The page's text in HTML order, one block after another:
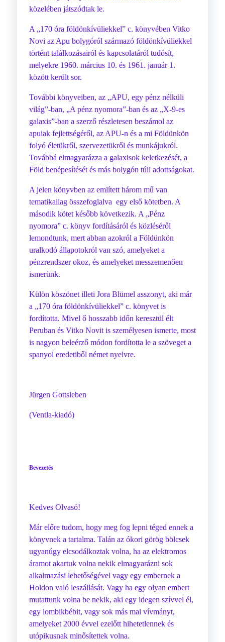
közelében játszódtak le.
A „170 óra földönkívüliekkel” c. könyvében Vitko
Novi az Apu bolygóról származó földönkívüliekkel
történt találkozásairól és kapcsolatáról tudósít,
melyekre 1960. március 10. és 1961. január 1.
között került sor.
További könyveiben, az „APU, egy pénz nélküli
világ”-ban, „A pénz nyomora”-ban és az „X-9-es
galaxis”-ban a szerző részletesen beszámol az
apuiak fejlettségéről, az APU-n és a mi Földünkön
folyó életükről, szervezetükről és munkájukról.
Továbbá elmagyarázza a galaxisok keletkezését, a
Föld benépesítését és más bolygón túli adottságokat.
A jelen könyvben az említett három mű van
tematikailag összefoglalva egy első kötetben. A
második kötet később következik. A „Pénz
nyomora” c. könyv fordításáról és közléséről
lemondtunk, mert abban azokról a Földünkön
uralkodó állapotokról van szó, amelyeket a
pénzrendszer okoz, és amelyeket messzemenően
ismerünk.
Külön köszönet illeti Jora Blümel asszonyt, aki már
a „170 óra földönkívüliekkel” c. könyvet is
fordította. Mivel ő hosszabb időn keresztül élt
Peruban és Vitko Novit is személyesen ismerte, most
is nagyon beleérző módon fordította le a szöveget a
spanyol eredetiből német nyelvre.
Jürgen Gottsleben
(Ventla-kiadó)
Bevezetés
Kedves Olvasó!
Már előre tudom, hogy meg fog lepni téged ennek a
könyvnek a tartalma. Talán az ókori görög bölcsek
ugyanúgy elcsodálkoztak volna, ha az elektromos
áramot akartuk volna nekik elmagyarázni sok
alkalmazási lehetőségével vagy egy embernek a
Holdon való leszállását. Vagy ha egy olyan embert
mutattunk volna be nekik, aki egy idegen szívvel él,
egy lombikbébit, vagy sok más mai vívmányt,
amelyeket 2000 évvel ezelőtt hihetetlennek és
utópikusnak minősítettek volna.